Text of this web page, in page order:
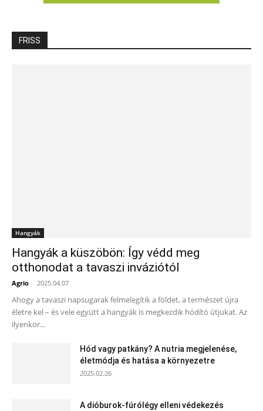
FRISS
Hangyák
Hangyák a küszöbön: Így védd meg
otthonodat a tavaszi inváziótól
Agrio - 2025.04.07
Ahogy a tavaszi napsugarak felmelegítik a földet, a természet újra
életre kel – és vele együtt a hangyák is megkezdik hódító útjukat. Az
ilyenkor...
Hód vagy patkány? A nutria megjelenése,
életmódja és hatása a környezetre
2025.02.26
A dióburok-fúrólégy elleni védekezés